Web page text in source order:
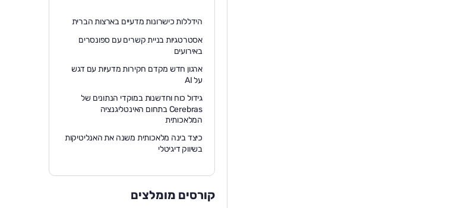
הידללות כישרונות מדעיים בארצות הברית
אסטרטגיות בניית קשרים עם ספונסרים
באירועים
ארגון חדש מקדם חקירות מדעיות עם דגש
על AI
גידול כוח וחדשנות במוקדי הנתונים של
Cerebras בתחום האינטליגנציה
המלאכותית
כיצד בינה מלאכותית משנה את האנליטיקות
בשיווק דיגיטלי
קורסים מומלצים